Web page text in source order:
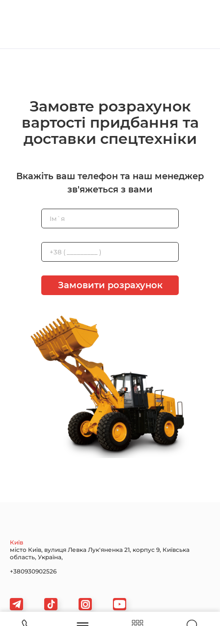
Замовте розрахунок
вартості придбання та
доставки спецтехніки
Вкажіть ваш телефон та наш менеджер
зв'яжеться з вами
Замовити розрахунок
Київ
місто Київ, вулиця Левка Лук'яненка 21, корпус 9, Київська
область, Україна,
+380930902526